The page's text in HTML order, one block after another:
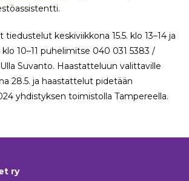
keskiviikkona 15.5. klo 13–14 ja
klo 10–11 puhelimitse 040 031 5383 /
Suvanto. Haastatteluun valittaville
28.5. ja haastattelut pidetään
yhdistyksen toimistolla Tampereella.
ry